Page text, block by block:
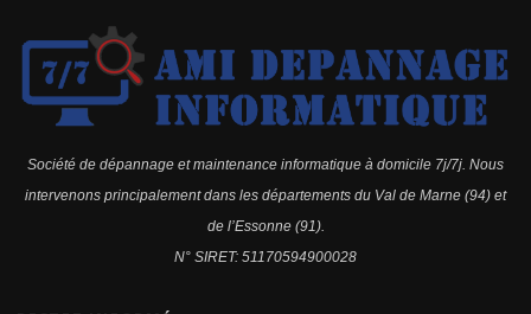
Société de dépannage et maintenance informatique à domicile 7j/7j. Nous
intervenons principalement dans les départements du Val de Marne (94) et
de l’Essonne (91).
N° SIRET: 51170594900028